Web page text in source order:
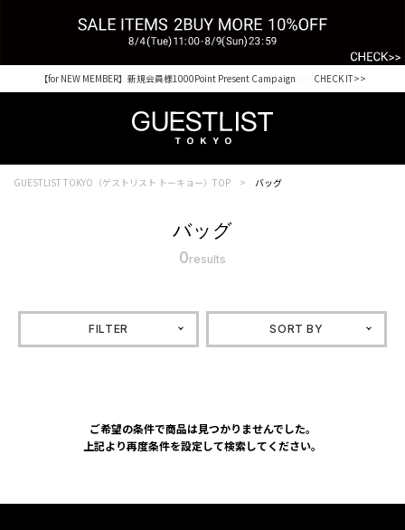
Shopping from outside Japan? Visit our Global Site here. >>
【for NEW MEMBER】新規会員様1000Point Present Campaign CHECK IT>>
GUESTLIST TOKYO（ゲストリスト トーキョー）TOP バッグ
バッグ
0results
FILTER SORT BY
ご希望の条件で商品は見つかりませんでした。
上記より再度条件を設定して検索してください。